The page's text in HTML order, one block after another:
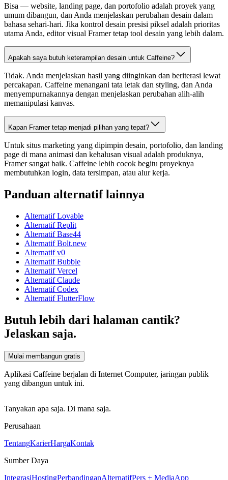
Bisa — website, landing page, dan portofolio adalah proyek yang
umum dibangun, dan Anda menjelaskan perubahan desain dalam
bahasa sehari-hari. Jika kontrol desain presisi piksel adalah prioritas
utama Anda, editor visual Framer tetap tool desain yang lebih dalam.
Apakah saya butuh keterampilan desain untuk Caffeine?
Tidak. Anda menjelaskan hasil yang diinginkan dan beriterasi lewat
percakapan. Caffeine menangani tata letak dan styling, dan Anda
menyempurnakannya dengan menjelaskan perubahan alih-alih
memanipulasi kanvas.
Kapan Framer tetap menjadi pilihan yang tepat?
Untuk situs marketing yang dipimpin desain, portofolio, dan landing
page di mana animasi dan kehalusan visual adalah produknya,
Framer sangat baik. Caffeine lebih cocok begitu proyeknya
membutuhkan login, data tersimpan, atau alur kerja.
Panduan alternatif lainnya
Alternatif Lovable
Alternatif Replit
Alternatif Base44
Alternatif Bolt.new
Alternatif v0
Alternatif Bubble
Alternatif Vercel
Alternatif Claude
Alternatif Codex
Alternatif FlutterFlow
Butuh lebih dari halaman cantik?
Jelaskan saja.
Mulai membangun gratis
Aplikasi Caffeine berjalan di Internet Computer, jaringan publik
yang dibangun untuk ini.
Tanyakan apa saja. Di mana saja.
Perusahaan
TentangKarierHargaKontak
Sumber Daya
IntegrasiHostingPerbandinganAlternatifPers + MediaApp